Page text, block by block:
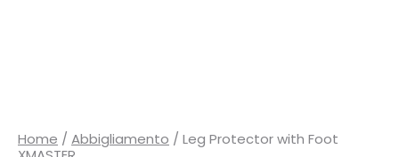
Home / Abbigliamento / Leg Protector with Foot